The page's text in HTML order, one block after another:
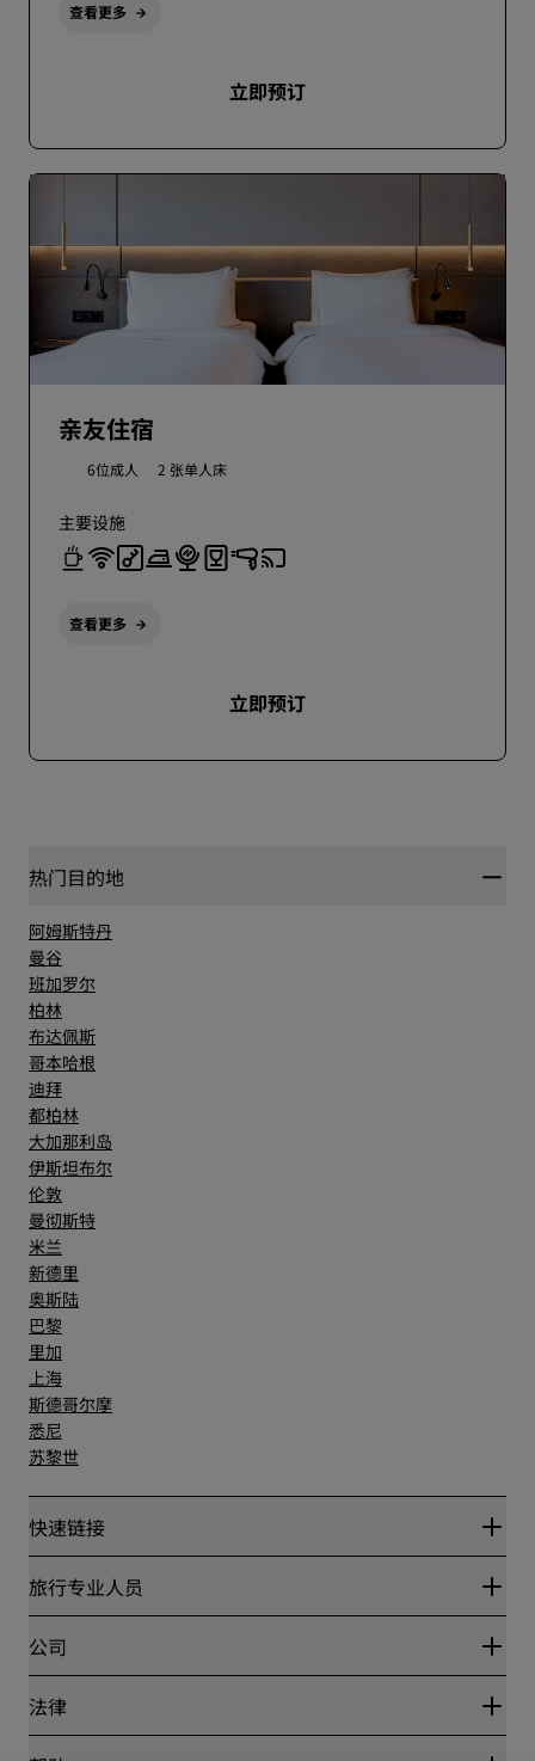
查看更多
立即预订
亲友住宿
6位成人 2 张单人床
主要设施
查看更多
立即预订
热门目的地
阿姆斯特丹
曼谷
班加罗尔
柏林
布达佩斯
哥本哈根
迪拜
都柏林
大加那利岛
伊斯坦布尔
伦敦
曼彻斯特
米兰
新德里
奥斯陆
巴黎
里加
上海
斯德哥尔摩
悉尼
苏黎世
快速链接
丽赏会
Blog
目的地
丽笙酒店集团APP
体育认证酒店
旅行专业人员
合作伙伴
公司
丽笙酒店集团
工作机会 RHG
法律